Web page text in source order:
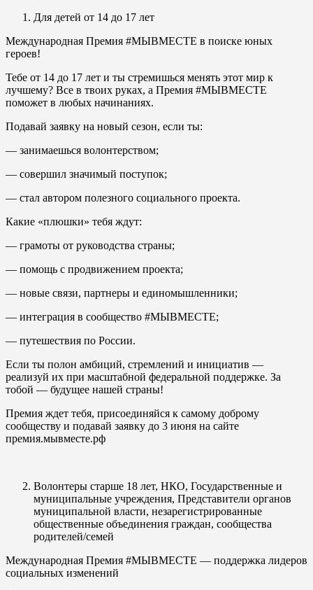
Для детей от 14 до 17 лет
Международная Премия #МЫВМЕСТЕ в поиске юных
героев!
Тебе от 14 до 17 лет и ты стремишься менять этот мир к
лучшему? Все в твоих руках, а Премия #МЫВМЕСТЕ
поможет в любых начинаниях.
Подавай заявку на новый сезон, если ты:
— занимаешься волонтерством;
— совершил значимый поступок;
— стал автором полезного социального проекта.
Какие «плюшки» тебя ждут:
— грамоты от руководства страны;
— помощь с продвижением проекта;
— новые связи, партнеры и единомышленники;
— интеграция в сообщество #МЫВМЕСТЕ;
— путешествия по России.
Если ты полон амбиций, стремлений и инициатив —
реализуй их при масштабной федеральной поддержке. За
тобой — будущее нашей страны!
Премия ждет тебя, присоединяйся к самому доброму
сообществу и подавай заявку до 3 июня на сайте
премия.мывместе.рф
Волонтеры старше 18 лет, НКО, Государственные и
муниципальные учреждения, Представители органов
муниципальной власти, незарегистрированные
общественные объединения граждан, сообщества
родителей/семей
Международная Премия #МЫВМЕСТЕ — поддержка лидеров
социальных изменений